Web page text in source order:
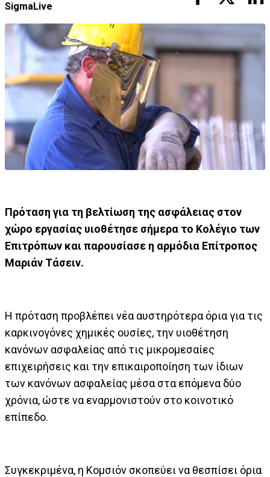
SigmaLive
Πρόταση για τη βελτίωση της ασφάλειας στον
χώρο εργασίας υιοθέτησε σήμερα το Κολέγιο των
Επιτρόπων και παρουσίασε η αρμόδια Επίτροπος
Μαριάν Τάσειν.
Η πρόταση προβλέπει νέα αυστηρότερα όρια για τις
καρκινογόνες χημικές ουσίες, την υιοθέτηση
κανόνων ασφαλείας από τις μικρομεσαίες
επιχειρήσεις και την επικαιροποίηση των ίδιων
των κανόνων ασφαλείας μέσα στα επόμενα δύο
χρόνια, ώστε να εναρμονιστούν στο κοινοτικό
επίπεδο.
Συγκεκριμένα, η Κομσιόν σκοπεύει να θεσπίσει όρια